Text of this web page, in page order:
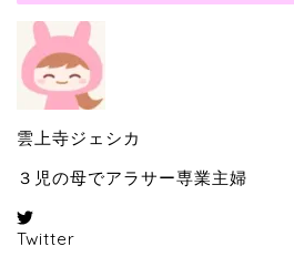
雲上寺ジェシカ
３児の母でアラサー専業主婦
Twitter